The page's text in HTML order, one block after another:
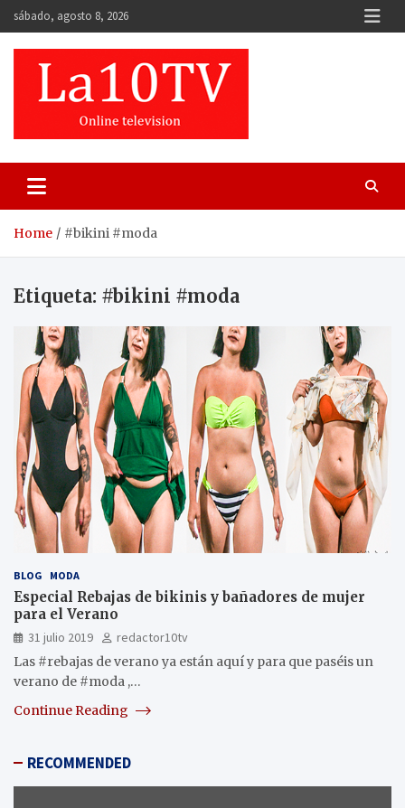
Skip
to
content
sábado, agosto 8, 2026
Home #bikini #moda
Etiqueta: #bikini #moda
BLOG MODA
Especial Rebajas de bikinis y bañadores de mujer
para el Verano
31 julio 2019
redactor10tv
Las #rebajas de verano ya están aquí y para que paséis un
verano de #moda ,…
Continue Reading
RECOMMENDED